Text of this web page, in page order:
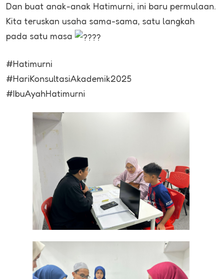
Dan buat anak-anak Hatimurni, ini baru permulaan.
Kita teruskan usaha sama-sama, satu langkah
pada satu masa
#Hatimurni
#HariKonsultasiAkademik2025
#IbuAyahHatimurni